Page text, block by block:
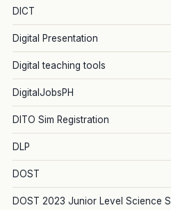
DICT
Digital Presentation
Digital teaching tools
DigitalJobsPH
DITO Sim Registration
DLP
DOST
DOST 2023 Junior Level Science